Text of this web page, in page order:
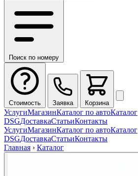
Поиск по номеру
Стоимость Заявка Корзина
УслугиМагазинКаталог по автоКаталог
DSGДоставкаСтатьиКонтакты
УслугиМагазинКаталог по автоКаталог
DSGДоставкаСтатьиКонтакты
Главная › Каталог